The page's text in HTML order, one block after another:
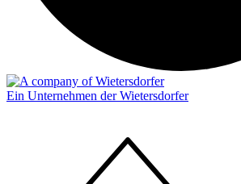
Ein Unternehmen der Wietersdorfer